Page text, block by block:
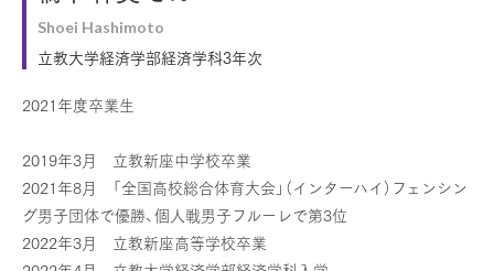
Shoei Hashimoto
立教大学経済学部経済学科3年次
2021年度卒業生
2019年3月 立教新座中学校卒業
2021年8月 「全国高校総合体育大会」（インターハイ）フェンシン
グ男子団体で優勝、個人戦男子フルーレで第3位
2022年3月 立教新座高等学校卒業